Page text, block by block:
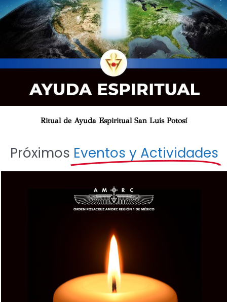
Ritual de Ayuda Espiritual San Luis Potosí
Próximos Eventos y Actividades